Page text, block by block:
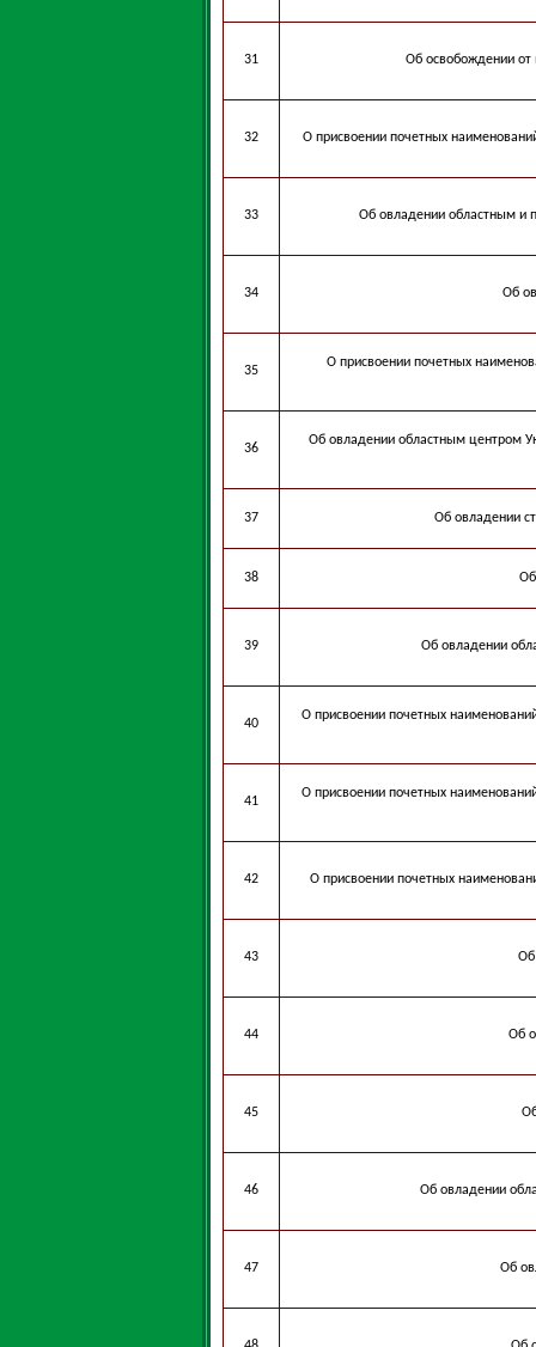
31 Об освобождении от
32 О присвоении почетных
33 Об овладении областным и
34 Об
35
О присвоении почетных
36
Об овладении областным центром
37 Об овладении
38 Об
39 Об овладении
40
О присвоении почетных
41
О присвоении почетных
42 О присвоении почетных
43 Об
44 Об
45
46 Об овладении
47 Об